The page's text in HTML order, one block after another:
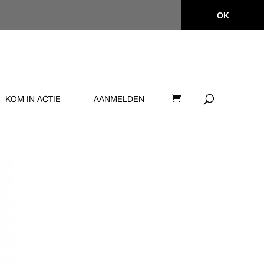
OK
KOM IN ACTIE AANMELDEN